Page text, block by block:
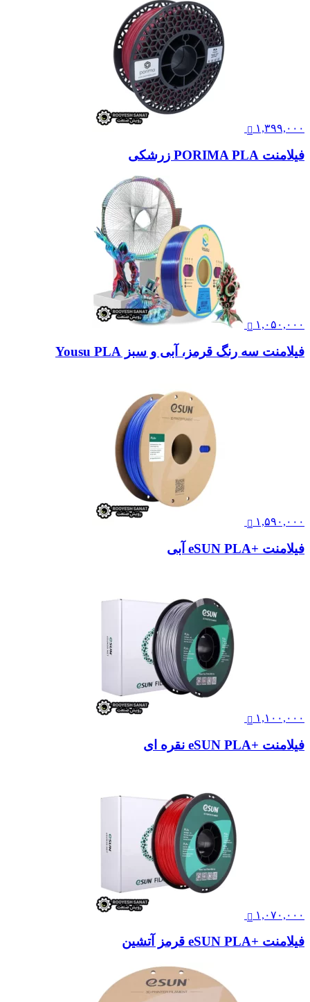
۱,۳۹۹,۰۰۰
فیلامنت PORIMA PLA زرشکی
۱,۰۵۰,۰۰۰
فیلامنت سه رنگ قرمز، آبی و سبز Yousu PLA
۱,۵۹۰,۰۰۰
فیلامنت +eSUN PLA آبی
۱,۱۰۰,۰۰۰
فیلامنت +eSUN PLA نقره ای
۱,۰۷۰,۰۰۰
فیلامنت +eSUN PLA قرمز آتشین